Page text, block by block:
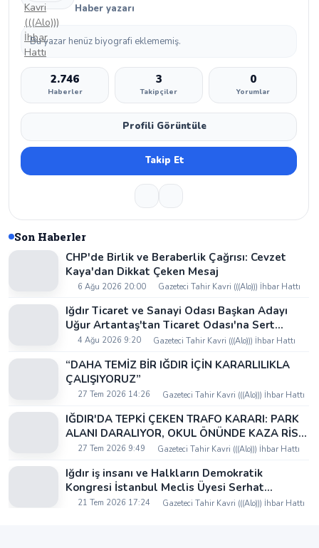
Haber yazarı
Bu yazar henüz biyografi eklememiş.
2.746
Haberler
3
Takipçiler
0
Yorumlar
Profili Görüntüle
Takip Et
Son Haberler
CHP'de Birlik ve Beraberlik Çağrısı: Cevzet
Kaya'dan Dikkat Çeken Mesaj
6 Ağu 2026 20:00 Gazeteci Tahir Kavri (((Alo))) İhbar Hattı
Iğdır Ticaret ve Sanayi Odası Başkan Adayı
Uğur Artantaş'tan Ticaret Odası'na Sert
Eleştiri: "Nakliyeci Sahipsiz Bırakılamaz"
4 Ağu 2026 9:20 Gazeteci Tahir Kavri (((Alo))) İhbar Hattı
“DAHA TEMİZ BİR IĞDIR İÇİN KARARLILIKLA
ÇALIŞIYORUZ”
27 Tem 2026 14:26 Gazeteci Tahir Kavri (((Alo))) İhbar Hattı
IĞDIR'DA TEPKİ ÇEKEN TRAFO KARARI: PARK
ALANI DARALIYOR, OKUL ÖNÜNDE KAZA RİSKİ
İDDİASI VE IĞDIR VALİSİ NEREDE?
27 Tem 2026 9:49 Gazeteci Tahir Kavri (((Alo))) İhbar Hattı
Iğdır iş insanı ve Halkların Demokratik
Kongresi İstanbul Meclis Üyesi Serhat
Kaya’dan Iğdır Tanıtım Günleri’nde birlik ve
21 Tem 2026 17:24 Gazeteci Tahir Kavri (((Alo))) İhbar Hattı